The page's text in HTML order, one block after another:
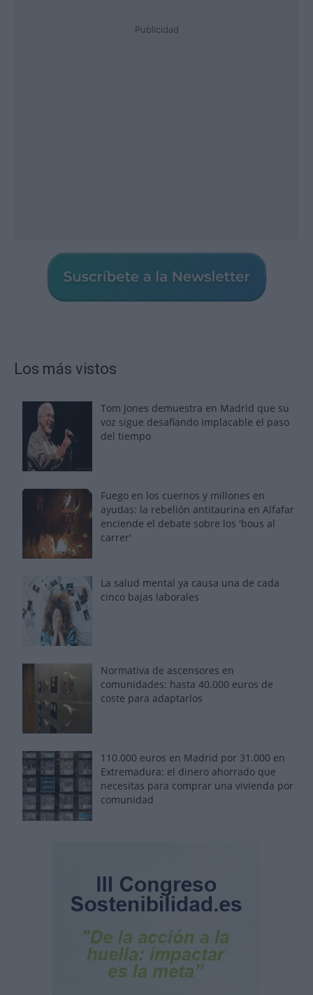
Publicidad
Los más vistos
Tom Jones demuestra en Madrid que su
voz sigue desafiando implacable el paso
del tiempo
Fuego en los cuernos y millones en
ayudas: la rebelión antitaurina en Alfafar
enciende el debate sobre los 'bous al
carrer'
La salud mental ya causa una de cada
cinco bajas laborales
Normativa de ascensores en
comunidades: hasta 40.000 euros de
coste para adaptarlos
110.000 euros en Madrid por 31.000 en
Extremadura: el dinero ahorrado que
necesitas para comprar una vivienda por
comunidad